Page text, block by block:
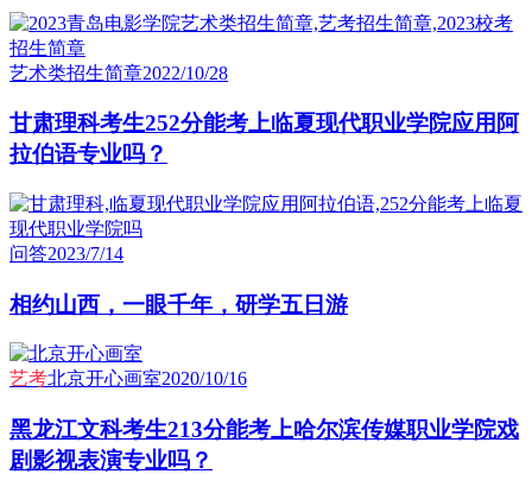
艺术类招生简章2022/10/28
甘肃理科考生252分能考上临夏现代职业学院应用阿
拉伯语专业吗？
问答2023/7/14
相约山西，一眼千年，研学五日游
艺考北京开心画室2020/10/16
黑龙江文科考生213分能考上哈尔滨传媒职业学院戏
剧影视表演专业吗？